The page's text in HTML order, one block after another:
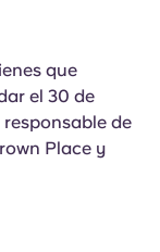
que
el 30 de
de
Place y